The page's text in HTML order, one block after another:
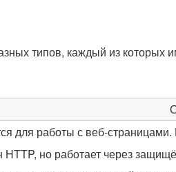
типов, каждый из которых
для работы с веб-
HTTP, но работает через